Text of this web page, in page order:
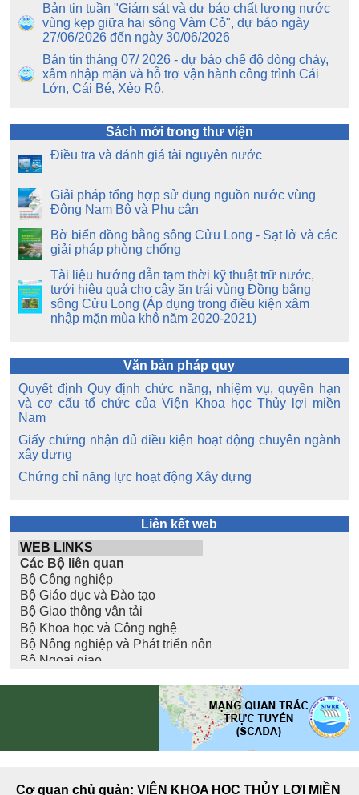
Bản tin tuần "Giám sát và dự báo chất lượng nước
vùng kẹp giữa hai sông Vàm Cỏ", dự báo ngày
27/06/2026 đến ngày 30/06/2026
Bản tin tháng 07/ 2026 - dự báo chế độ dòng chảy,
xâm nhập mặn và hỗ trợ vận hành công trình Cái
Lớn, Cái Bé, Xẻo Rô.
Sách mới trong thư viện
Điều tra và đánh giá tài nguyên nước
Giải pháp tổng hợp sử dụng nguồn nước vùng
Đông Nam Bộ và Phụ cận
Bờ biển đồng bằng sông Cửu Long - Sạt lở và các
giải pháp phòng chống
Tài liệu hướng dẫn tạm thời kỹ thuật trữ nước,
tưới hiệu quả cho cây ăn trái vùng Đồng bằng
sông Cửu Long (Áp dụng trong điều kiện xâm
nhập mặn mùa khô năm 2020-2021)
Văn bản pháp quy
Quyết định Quy định chức năng, nhiệm vụ, quyền hạn
và cơ cấu tổ chức của Viện Khoa học Thủy lợi miền
Nam
Giấy chứng nhận đủ điều kiện hoạt động chuyên ngành
xây dựng
Chứng chỉ năng lực hoạt động Xây dựng
Liên kết web
Cơ quan chủ quản: VIỆN KHOA HỌC THỦY LỢI MIỀN